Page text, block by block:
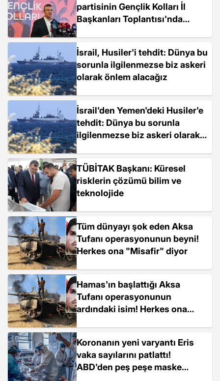
partisinin Gençlik Kolları İl
Başkanları Toplantısı'nda
İsrail, Husiler'i tehdit: Dünya bu
sorunla ilgilenmezse biz askeri
olarak önlem alacağız
İsrail'den Yemen'deki Husiler'e
tehdit: Dünya bu sorunla
ilgilenmezse biz askeri olarak
TÜBİTAK Başkanı: Küresel
risklerin çözümü bilim ve
teknolojide
Tüm dünyayı şok eden Aksa
Tufanı operasyonunun beyni!
Herkes ona "Misafir" diyor
Hamas'ın başlattığı Aksa
Tufanı operasyonunun
ardındaki isim! Herkes ona
Koronanın yeni varyantı Eris
vaka sayılarını patlattı!
ABD'den peş peşe maske